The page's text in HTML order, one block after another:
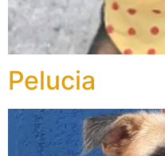
Pelucia